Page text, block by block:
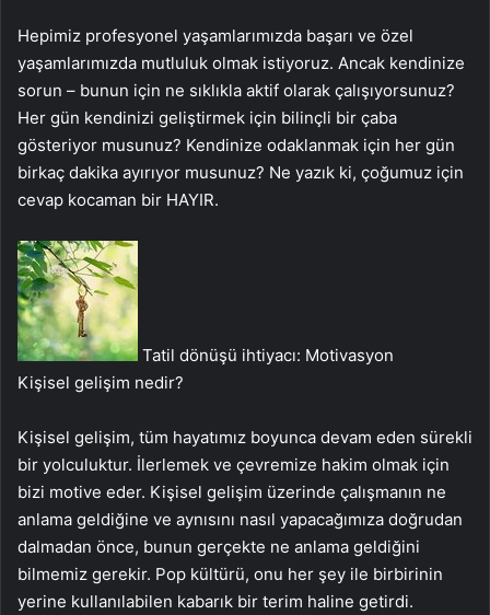
Hepimiz profesyonel yaşamlarımızda başarı ve özel
yaşamlarımızda mutluluk olmak istiyoruz. Ancak kendinize
sorun – bunun için ne sıklıkla aktif olarak çalışıyorsunuz?
Her gün kendinizi geliştirmek için bilinçli bir çaba
gösteriyor musunuz? Kendinize odaklanmak için her gün
birkaç dakika ayırıyor musunuz? Ne yazık ki, çoğumuz için
cevap kocaman bir HAYIR.
Tatil dönüşü ihtiyacı: Motivasyon
Kişisel gelişim nedir?
Kişisel gelişim, tüm hayatımız boyunca devam eden sürekli
bir yolculuktur. İlerlemek ve çevremize hakim olmak için
bizi motive eder. Kişisel gelişim üzerinde çalışmanın ne
anlama geldiğine ve aynısını nasıl yapacağımıza doğrudan
dalmadan önce, bunun gerçekte ne anlama geldiğini
bilmemiz gerekir. Pop kültürü, onu her şey ile birbirinin
yerine kullanılabilen kabarık bir terim haline getirdi.